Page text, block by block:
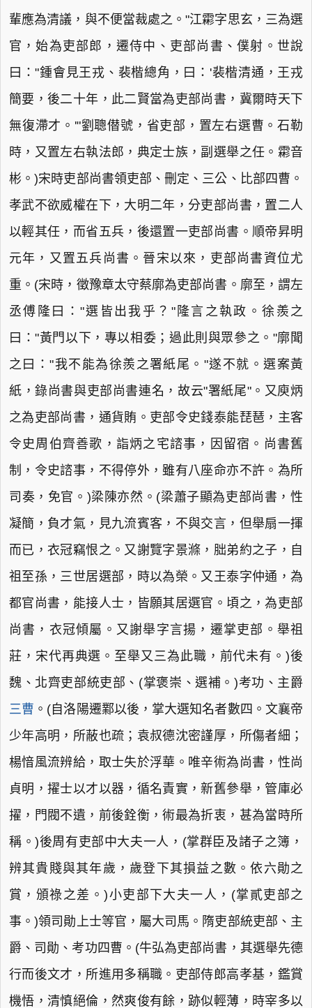
輩應為清議，與不便當裁處之。"江霦字思玄，三為選
官，始為吏部郎，遷侍中、吏部尚書、僕射。世說
曰："鍾會見王戎、裴楷總角，曰：'裴楷清通，王戎
簡要，後二十年，此二賢當為吏部尚書，冀爾時天下
無復滯才。'"劉聰僣號，省吏部，置左右選曹。石勒
時，又置左右執法郎，典定士族，副選舉之任。霦音
彬。)宋時吏部尚書領吏部、刪定、三公、比部四曹。
孝武不欲威權在下，大明二年，分吏部尚書，置二人
以輕其任，而省五兵，後還置一吏部尚書。順帝昇明
元年，又置五兵尚書。晉宋以來，吏部尚書資位尤
重。(宋時，徵豫章太守蔡廓為吏部尚書。廓至，謂左
丞傅隆曰："選皆出我乎？"隆言之執政。徐羨之
曰："黃門以下，專以相委；過此則與眾參之。"廓聞
之曰："我不能為徐羨之署紙尾。"遂不就。選案黃
紙，錄尚書與吏部尚書連名，故云"署紙尾"。又庾炳
之為吏部尚書，通貨賄。吏部令史錢泰能琵琶，主客
令史周伯齊善歌，詣炳之宅諮事，因留宿。尚書舊
制，令史諮事，不得停外，雖有八座命亦不許。為所
司奏，免官。)梁陳亦然。(梁蕭子顯為吏部尚書，性
凝簡，負才氣，見九流賓客，不與交言，但舉扇一揮
而已，衣冠竊恨之。又謝覽字景滌，朏弟約之子，自
祖至孫，三世居選部，時以為榮。又王泰字仲通，為
都官尚書，能接人士，皆願其居選官。頃之，為吏部
尚書，衣冠傾屬。又謝舉字言揚，遷掌吏部。舉祖
莊，宋代再典選。至舉又三為此職，前代未有。)後
魏、北齊吏部統吏部、(掌褒崇、選補。)考功、主爵
三曹 。(自洛陽遷鄴以後，掌大選知名者數四。文襄帝
少年高明，所蔽也疏；袁叔德沈密謹厚，所傷者細；
楊愔風流辨給，取士失於浮華。唯辛術為尚書，性尚
貞明，擢士以才以器，循名責實，新舊參舉，管庫必
擢，門閥不遺，前後銓衡，術最為折衷，甚為當時所
稱。)後周有吏部中大夫一人，(掌群臣及諸子之簿，
辨其貴賤與其年歲，歲登下其損益之數。依六勛之
賞，頒祿之差。)小吏部下大夫一人，(掌貳吏部之
事。)領司勛上士等官，屬大司馬。隋吏部統吏部、主
爵、司勛、考功四曹。(牛弘為吏部尚書，其選舉先德
行而後文才，所進用多稱職。吏部侍郎高孝基，鑑賞
機悟，清慎絕倫，然爽俊有餘，跡似輕薄，時宰多以